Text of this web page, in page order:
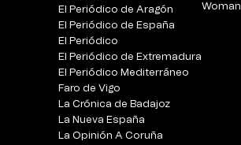
El Periódico de Aragón
El Periódico de España
El Periódico
El Periódico de Extremadura
El Periódico Mediterráneo
Faro de Vigo
La Crónica de Badajoz
La Nueva España
La Opinión A Coruña
Woman